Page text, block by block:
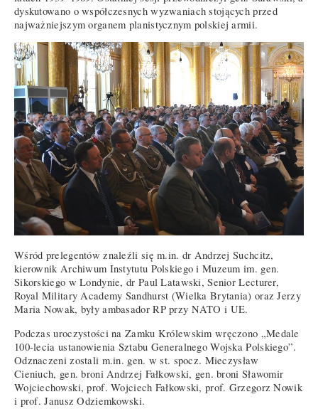
dyskutowano o współczesnych wyzwaniach stojących przed
najważniejszym organem planistycznym polskiej armii.
Wśród prelegentów znaleźli się m.in. dr Andrzej Suchcitz,
kierownik Archiwum Instytutu Polskiego i Muzeum im. gen.
Sikorskiego w Londynie, dr Paul Latawski, Senior Lecturer,
Royal Military Academy Sandhurst (Wielka Brytania) oraz Jerzy
Maria Nowak, były ambasador RP przy NATO i UE.
Podczas uroczystości na Zamku Królewskim wręczono „Medale
100-lecia ustanowienia Sztabu Generalnego Wojska Polskiego”.
Odznaczeni zostali m.in. gen. w st. spocz. Mieczysław
Cieniuch, gen. broni Andrzej Fałkowski, gen. broni Sławomir
Wojciechowski, prof. Wojciech Fałkowski, prof. Grzegorz Nowik
i prof. Janusz Odziemkowski.